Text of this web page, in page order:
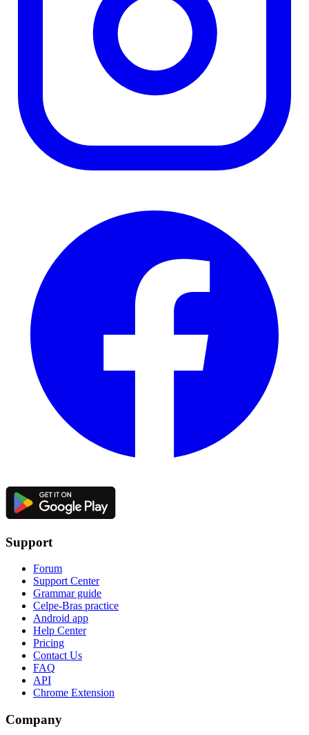
Support
Forum
Support Center
Grammar guide
Celpe-Bras practice
Android app
Help Center
Pricing
Contact Us
FAQ
API
Chrome Extension
Company